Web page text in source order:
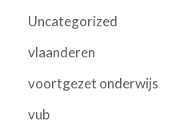
Uncategorized
vlaanderen
voortgezet onderwijs
vub